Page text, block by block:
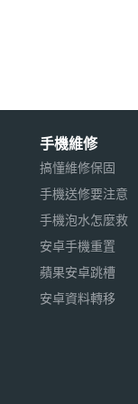
手機維修
搞懂維修保固
手機送修要注意
手機泡水怎麼救
安卓手機重置
蘋果安卓跳槽
安卓資料轉移